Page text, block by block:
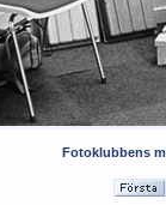
Fotoklubbens